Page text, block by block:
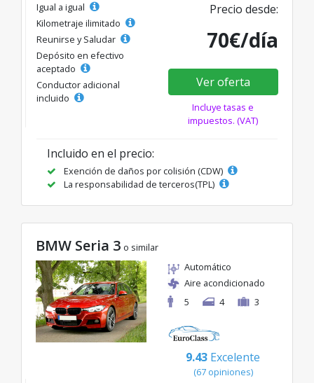
Igual a igual
Kilometraje ilimitado
Reunirse y Saludar
Depósito en efectivo
aceptado
Conductor adicional
incluido
Precio desde:
70€/día
Ver oferta
Incluye tasas e
impuestos. (VAT)
Incluido en el precio:
Exención de daños por colisión (CDW)
La responsabilidad de terceros(TPL)
BMW Seria 3 o similar
Automático
Aire acondicionado
5
4 3
9.43 Excelente
(67 opiniones)